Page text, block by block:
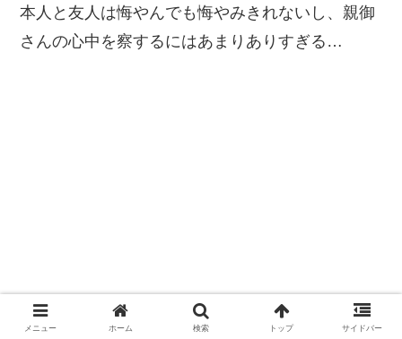
本人と友人は悔やんでも悔やみきれないし、親御
さんの心中を察するにはあまりありすぎる…
メニュー ホーム 検索 トップ サイドバー